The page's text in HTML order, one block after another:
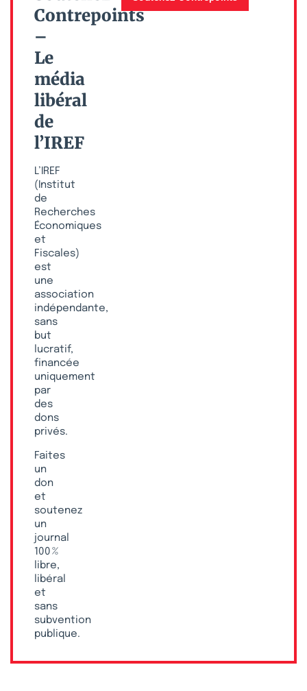
Contrepoints
–
Le
média
libéral
de
l’IREF
L’IREF
(Institut
de
Recherches
Économiques
et
Fiscales)
est
une
association
indépendante,
sans
but
lucratif,
financée
uniquement
par
des
dons
privés.
Faites
un
don
et
soutenez
un
journal
100 %
libre,
libéral
et
sans
subvention
publique.